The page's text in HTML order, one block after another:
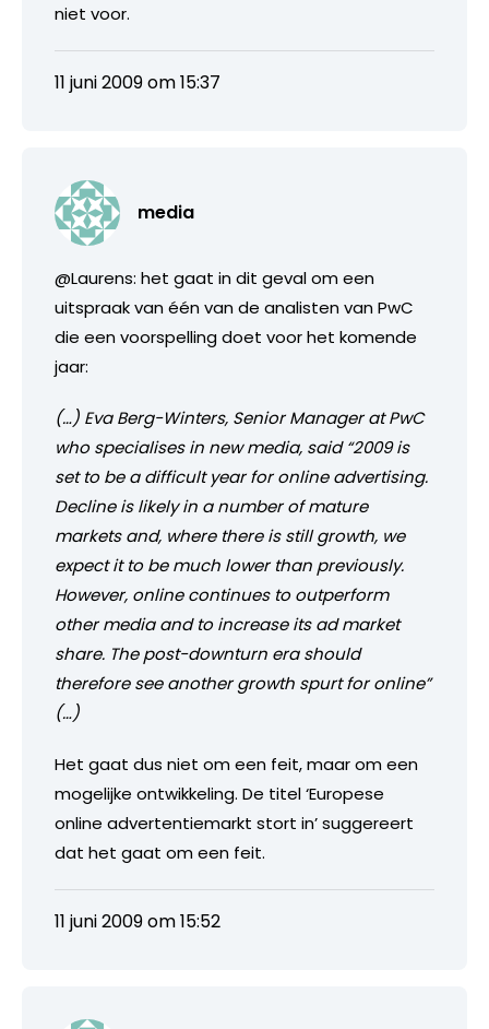
niet voor.
11 juni 2009 om 15:37
media
@Laurens: het gaat in dit geval om een
uitspraak van één van de analisten van PwC
die een voorspelling doet voor het komende
jaar:
(…) Eva Berg-Winters, Senior Manager at PwC
who specialises in new media, said “2009 is
set to be a difficult year for online advertising.
Decline is likely in a number of mature
markets and, where there is still growth, we
expect it to be much lower than previously.
However, online continues to outperform
other media and to increase its ad market
share. The post-downturn era should
therefore see another growth spurt for online”
(…)
Het gaat dus niet om een feit, maar om een
mogelijke ontwikkeling. De titel ‘Europese
online advertentiemarkt stort in’ suggereert
dat het gaat om een feit.
11 juni 2009 om 15:52